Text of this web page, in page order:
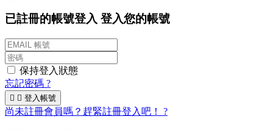
已註冊的帳號登入 登入您的帳號
保持登入狀態
忘記密碼 ?
  登入帳號
尚未註冊會員嗎？趕緊註冊登入吧！ ?